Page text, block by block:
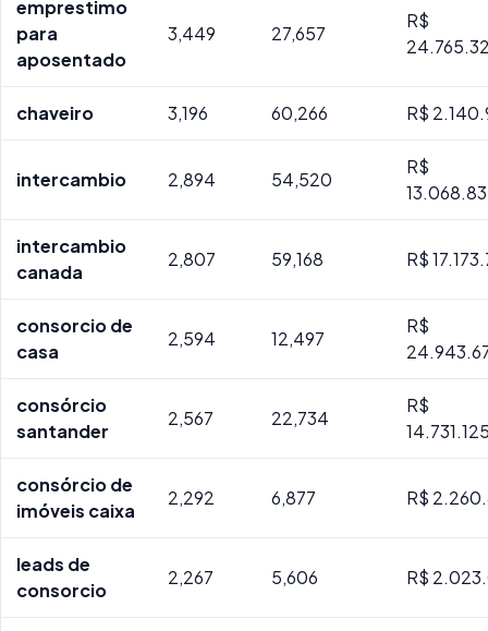
emprestimo
para
aposentado
3,449 27,657
R$
chaveiro 3,196 60,266 R$
intercambio 2,894 54,520
R$
intercambio
canada
2,807 59,168 R$
consorcio de
casa
2,594 12,497
R$
consórcio
santander
2,567 22,734
R$
consórcio de
imóveis caixa
2,292 6,877 R$
leads de
consorcio
2,267 5,606 R$